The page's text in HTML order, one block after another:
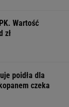
Wartość
zł
poidła dla
czeka